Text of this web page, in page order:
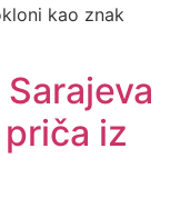
kao znak
iz